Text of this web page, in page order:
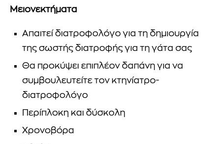
Μειονεκτήματα
Απαιτεί διατροφολόγο για τη δημιουργία
της σωστής διατροφής για τη γάτα σας
Θα προκύψει επιπλέον δαπάνη για να
συμβουλευτείτε τον κτηνίατρο-
διατροφολόγο
Περίπλοκη και δύσκολη
Χρονοβόρα